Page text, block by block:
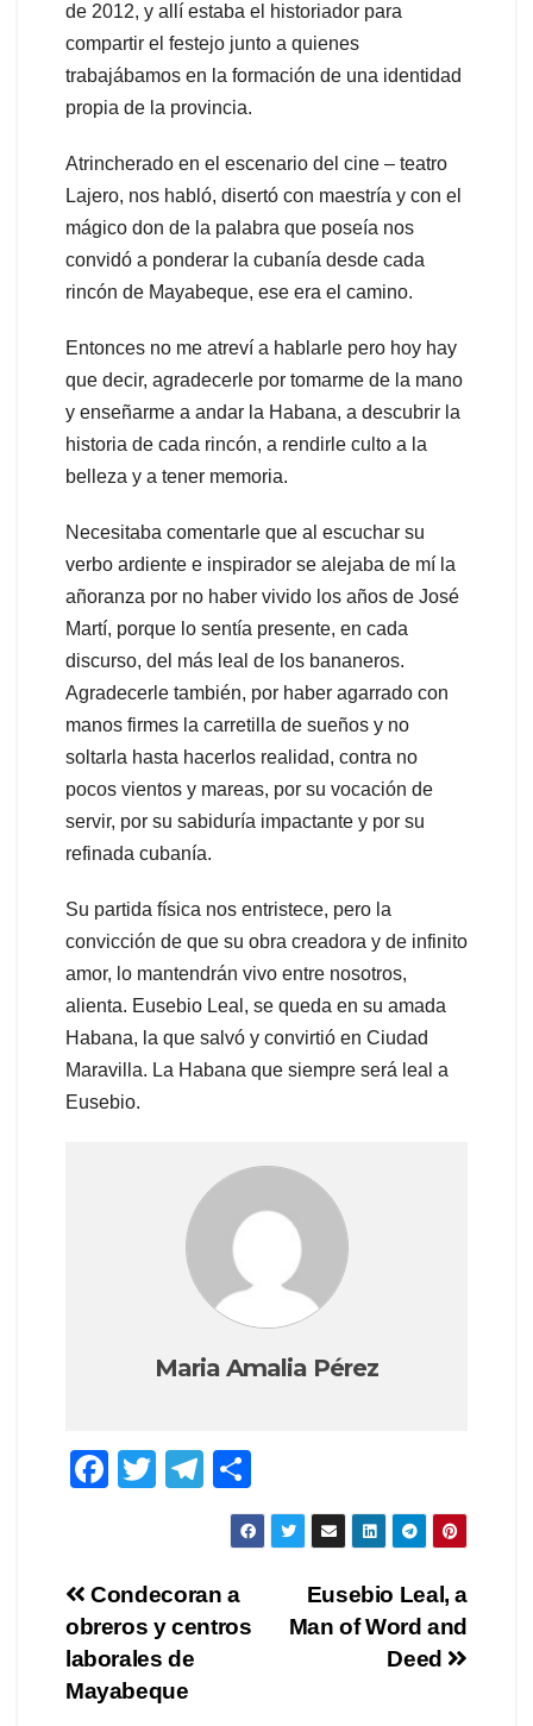
de 2012, y allí estaba el historiador para
compartir el festejo junto a quienes
trabajábamos en la formación de una identidad
propia de la provincia.
Atrincherado en el escenario del cine – teatro
Lajero, nos habló, disertó con maestría y con el
mágico don de la palabra que poseía nos
convidó a ponderar la cubanía desde cada
rincón de Mayabeque, ese era el camino.
Entonces no me atreví a hablarle pero hoy hay
que decir, agradecerle por tomarme de la mano
y enseñarme a andar la Habana, a descubrir la
historia de cada rincón, a rendirle culto a la
belleza y a tener memoria.
Necesitaba comentarle que al escuchar su
verbo ardiente e inspirador se alejaba de mí la
añoranza por no haber vivido los años de José
Martí, porque lo sentía presente, en cada
discurso, del más leal de los bananeros.
Agradecerle también, por haber agarrado con
manos firmes la carretilla de sueños y no
soltarla hasta hacerlos realidad, contra no
pocos vientos y mareas, por su vocación de
servir, por su sabiduría impactante y por su
refinada cubanía.
Su partida física nos entristece, pero la
convicción de que su obra creadora y de infinito
amor, lo mantendrán vivo entre nosotros,
alienta. Eusebio Leal, se queda en su amada
Habana, la que salvó y convirtió en Ciudad
Maravilla. La Habana que siempre será leal a
Eusebio.
Maria Amalia Pérez
F
e
b
o
o
T
er
T
el
gr
a
o
m
Navegación
de
entradas
Eusebio Leal, a
Man of Word and
Deed
Condecoran a
obreros y centros
laborales de
Mayabeque